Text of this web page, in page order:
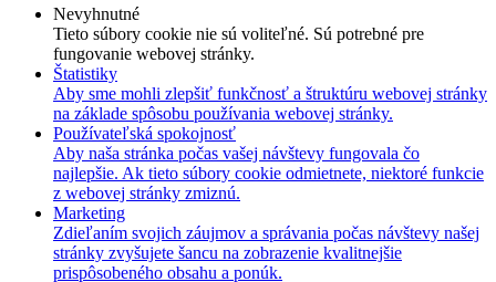
Nevyhnutné
Tieto súbory cookie nie sú voliteľné. Sú potrebné pre
fungovanie webovej stránky.
Štatistiky
Aby sme mohli zlepšiť funkčnosť a štruktúru webovej stránky
na základe spôsobu používania webovej stránky.
Používateľská spokojnosť
Aby naša stránka počas vašej návštevy fungovala čo
najlepšie. Ak tieto súbory cookie odmietnete, niektoré funkcie
z webovej stránky zmiznú.
Marketing
Zdieľaním svojich záujmov a správania počas návštevy našej
stránky zvyšujete šancu na zobrazenie kvalitnejšie
prispôsobeného obsahu a ponúk.